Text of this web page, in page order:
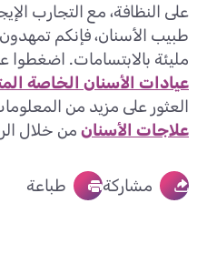
على النظافة، مع التجارب
طبيب الأسنان، فإنكم
مليئة بالابتسامات. اضغطوا
عيادات الأسنان الخاصة
العثور على مزيد من
علاجات الأسنان من خلال
مشاركة طباعة